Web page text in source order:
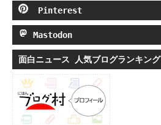
Pinterest
Mastodon
面白ニュース 人気ブログランキング